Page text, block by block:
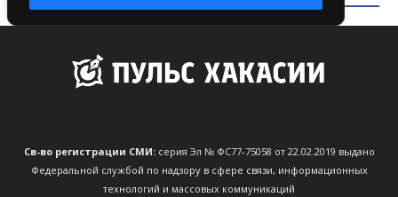
Св-во регистрации СМИ:серия Эл № ФС77-75058 от 22.02.2019 выдано
Федеральной службой по надзору в сфере связи, информационных
технологий и массовых коммуникаций